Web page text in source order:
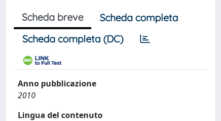
Scheda breve
Scheda completa
Scheda completa (DC)
Anno pubblicazione
2010
Lingua del contenuto